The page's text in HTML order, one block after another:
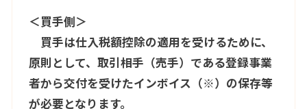
＜買手側＞
買手は仕入税額控除の適用を受けるために、
原則として、取引相手（売手）である登録事業
者から交付を受けたインボイス（※）の保存等
が必要となります。